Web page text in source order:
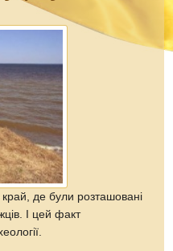
де були розташовані
І цей факт